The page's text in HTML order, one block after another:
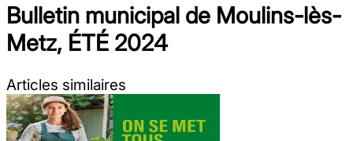
Bulletin municipal de Moulins-lès-
Metz, ÉTÉ 2024
Articles similaires